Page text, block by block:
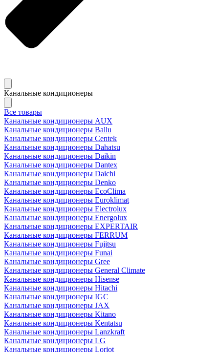
Канальные кондиционеры
Все товары
Канальные кондиционеры AUX
Канальные кондиционеры Ballu
Канальные кондиционеры Centek
Канальные кондиционеры Dahatsu
Канальные кондиционеры Daikin
Канальные кондиционеры Dantex
Канальные кондиционеры Daichi
Канальные кондиционеры Denko
Канальные кондиционеры EcoClima
Канальные кондиционеры Euroklimat
Канальные кондиционеры Electrolux
Канальные кондиционеры Energolux
Канальные кондиционеры EXPERTAIR
Канальные кондиционеры FERRUM
Канальные кондиционеры Fujitsu
Канальные кондиционеры Funai
Канальные кондиционеры Gree
Канальные кондиционеры General Climate
Канальные кондиционеры Hisense
Канальные кондиционеры Hitachi
Канальные кондиционеры IGC
Канальные кондиционеры JAX
Канальные кондиционеры Kitano
Канальные кондиционеры Kentatsu
Канальные кондиционеры Lanzkraft
Канальные кондиционеры LG
Канальные кондиционеры Loriot